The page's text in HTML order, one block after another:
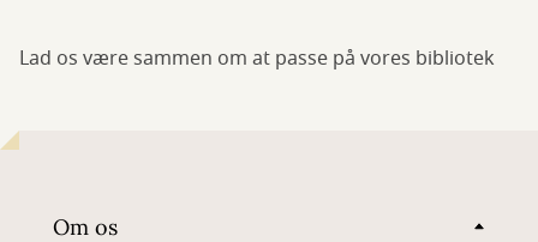
Lad os være sammen om at passe på vores bibliotek
Om os